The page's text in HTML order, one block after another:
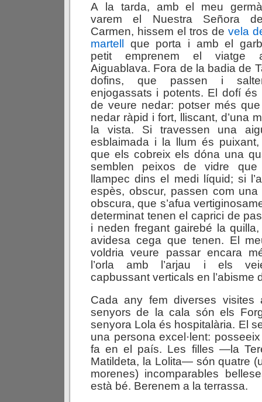
A la tarda, amb el meu
varem el Nuestra Señora
Carmen, hissem el tros de vela
martell
que porta i amb el
petit emprenem el viatge
Aiguablava. Fora de la badia de
dofins, que passen i
enjogassats i potents. El dofí
de veure nedar: potser més
nedar ràpid i fort, lliscant, d’una
la vista. Si travessen una
esblaimada i la llum és
que els cobreix els dóna una
semblen peixos de vidre
llampec dins el medi líquid; si
espès, obscur, passen com una
obscura, que s’afua
determinat tenen el caprici de
i neden fregant gairebé la
avidesa cega que tenen. El
voldria veure passar encara
l’orla amb l’arjau i els
capbussant verticals en l’abisme
Cada any fem diverses visites
senyors de la cala són els
senyora Lola és hospitalària. El
una persona excel·lent:
fa en el país. Les filles —la
Matildeta, la Lolita— són quatre
morenes) incomparables
està bé. Berenem a la terrassa.